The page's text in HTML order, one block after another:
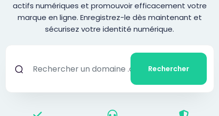
actifs numériques et promouvoir efficacement votre
marque en ligne. Enregistrez-le dès maintenant et
sécurisez votre identité numérique.
Rechercher